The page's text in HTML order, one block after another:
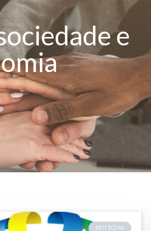
e
NOTÍCIAS